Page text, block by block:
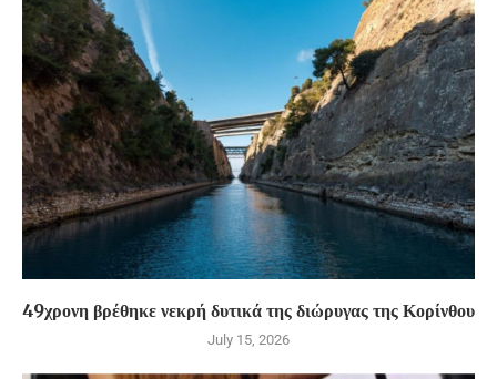
49χρονη βρέθηκε νεκρή δυτικά της διώρυγας της Κορίνθου
July 15, 2026